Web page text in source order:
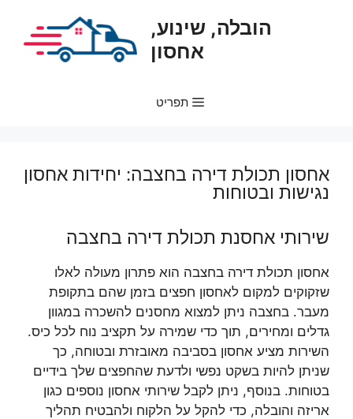
הובלה, שינוע,
אחסון
תפריט
אחסון תכולת דירה בחצבה: יחידות אחסון
נגישות ובטוחות
שירותי אחסנת תכולת דירה בחצבה
אחסון תכולת דירה בחצבה הוא פתרון מעולה לאלו
שזקוקים למקום לאחסון חפצים בזמן שהם בתקופת
מעבר. בחצבה ניתן למצוא מחסנים להשכרה במגוון
גדלים ומחירים, תוך כדי שמירה על תקציב נוח לכל כיס.
השירות מציע אחסון בסביבה מאובזרת ובטוחה, כך
שניתן להיות בשקט נפשי ולדעת שהחפצים שלך בידיים
בטוחות. בנוסף, ניתן לקבל שירותי אחסון נוספים כגון
אריזה והובלה, כדי להקל על הלקוח ולהבטיח תהליך